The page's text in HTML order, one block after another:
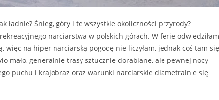
ładnie? Śnieg, góry i te wszystkie okoliczności przyrody?
narciarstwa w polskich górach. W ferie odwiedziłam
więc na hiper narciarską pogodę nie liczyłam, jednak coś tam się
mało, generalnie trasy sztucznie dorabiane, ale pewnej nocy
puchu i krajobraz oraz warunki narciarskie diametralnie się